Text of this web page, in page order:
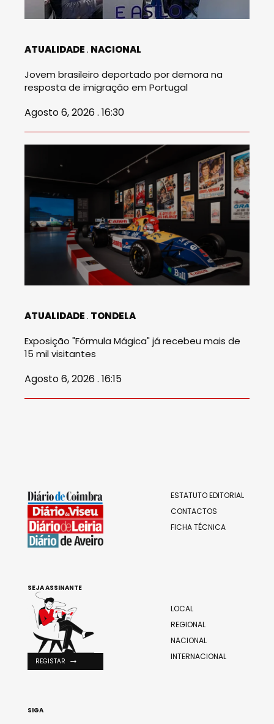
ATUALIDADE NACIONAL
Jovem brasileiro deportado por demora na
resposta de imigração em Portugal
Agosto 6, 2026 . 16:30
ATUALIDADE TONDELA
Exposição "Fórmula Mágica" já recebeu mais de
15 mil visitantes
Agosto 6, 2026 . 16:15
ESTATUTO EDITORIAL
CONTACTOS
FICHA TÉCNICA
LOCAL
REGIONAL
NACIONAL
INTERNACIONAL
SEJA ASSINANTE
REGISTAR
SIGA